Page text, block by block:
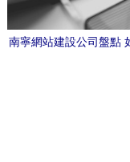
南寧網站建設公司盤點